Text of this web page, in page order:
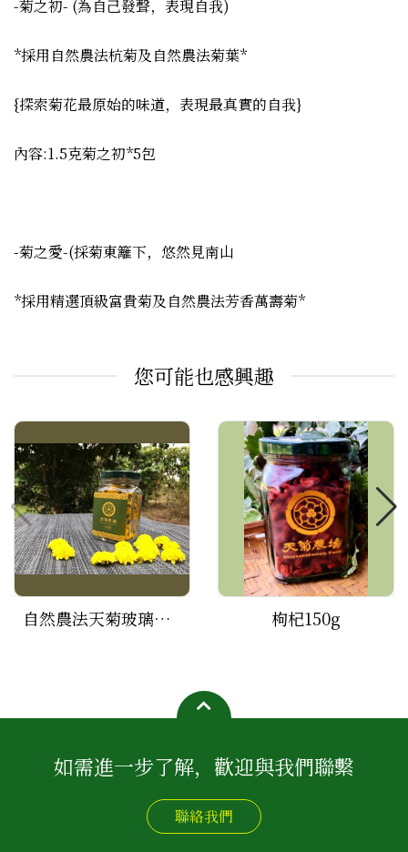
-菊之初- (為自己發聲，表現自我)
*採用自然農法杭菊及自然農法菊葉*
{探索菊花最原始的味道，表現最真實的自我}
內容:1.5克菊之初*5包
-菊之愛-(採菊東籬下，悠然見南山
*採用精選頂級富貴菊及自然農法芳香萬壽菊*
您可能也感興趣
自然農法天菊玻璃瓶裝(10G) 枸杞150g
如需進一步了解，歡迎與我們聯繫
聯絡我們